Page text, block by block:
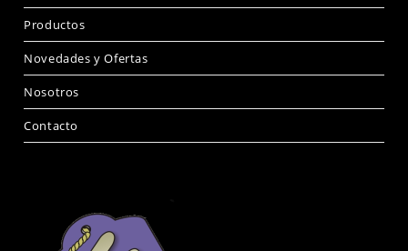
Productos
Novedades y Ofertas
Nosotros
Contacto